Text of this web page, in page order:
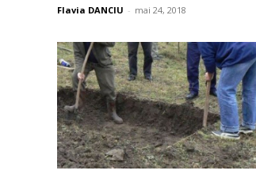
Flavia DANCIU - mai 24, 2018